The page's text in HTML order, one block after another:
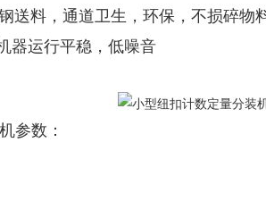
送料，通道卫生，环保，不损碎物
器运行平稳，低噪音
参数：